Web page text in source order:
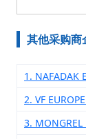
其他采购商
1. NAFADAK
2. VF
3. MONGREL